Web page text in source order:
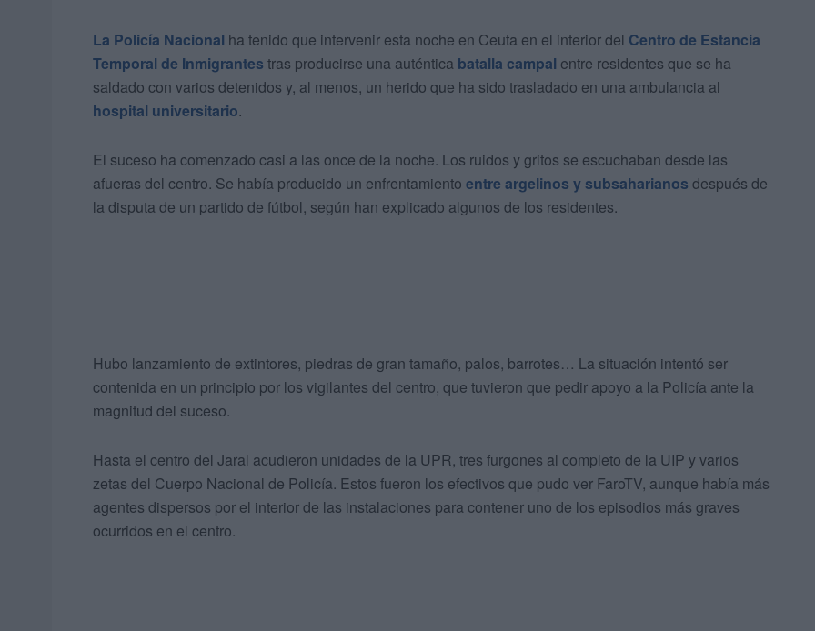
La Policía Nacional ha tenido que intervenir esta noche en Ceuta en el interior del Centro de Estancia
Temporal de Inmigrantes tras producirse una auténtica batalla campal entre residentes que se ha
saldado con varios detenidos y, al menos, un herido que ha sido trasladado en una ambulancia al
hospital universitario.
El suceso ha comenzado casi a las once de la noche. Los ruidos y gritos se escuchaban desde las
afueras del centro. Se había producido un enfrentamiento entre argelinos y subsaharianos después de
la disputa de un partido de fútbol, según han explicado algunos de los residentes.
Hubo lanzamiento de extintores, piedras de gran tamaño, palos, barrotes… La situación intentó ser
contenida en un principio por los vigilantes del centro, que tuvieron que pedir apoyo a la Policía ante la
magnitud del suceso.
Hasta el centro del Jaral acudieron unidades de la UPR, tres furgones al completo de la UIP y varios
zetas del Cuerpo Nacional de Policía. Estos fueron los efectivos que pudo ver FaroTV, aunque había más
agentes dispersos por el interior de las instalaciones para contener uno de los episodios más graves
ocurridos en el centro.